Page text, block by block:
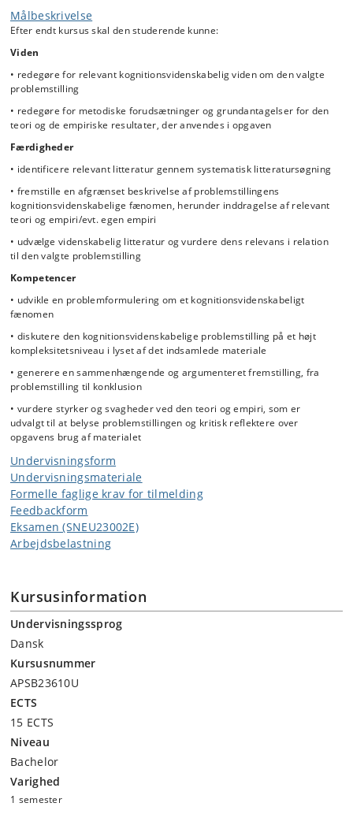
Målbeskrivelse
Efter endt kursus skal den studerende kunne:
Viden
• redegøre for relevant kognitionsvidenskabelig viden om den valgte
problemstilling
• redegøre for metodiske forudsætninger og grundantagelser for den
teori og de empiriske resultater, der anvendes i opgaven
Færdigheder
• identificere relevant litteratur gennem systematisk litteratursøgning
• fremstille en afgrænset beskrivelse af problemstillingens
kognitionsvidenskabelige fænomen, herunder inddragelse af relevant
teori og empiri/evt. egen empiri
• udvælge videnskabelig litteratur og vurdere dens relevans i relation
til den valgte problemstilling
Kompetencer
• udvikle en problemformulering om et kognitionsvidenskabeligt
fænomen
• diskutere den kognitionsvidenskabelige problemstilling på et højt
kompleksitetsniveau i lyset af det indsamlede materiale
• generere en sammenhængende og argumenteret fremstilling, fra
problemstilling til konklusion
• vurdere styrker og svagheder ved den teori og empiri, som er
udvalgt til at belyse problemstillingen og kritisk reflektere over
opgavens brug af materialet
Undervisningsform
Undervisningsmateriale
Formelle faglige krav for tilmelding
Feedbackform
Eksamen (SNEU23002E)
Arbejdsbelastning
Kursusinformation
Undervisningssprog
Dansk
Kursusnummer
APSB23610U
ECTS
15 ECTS
Niveau
Bachelor
Varighed
1 semester